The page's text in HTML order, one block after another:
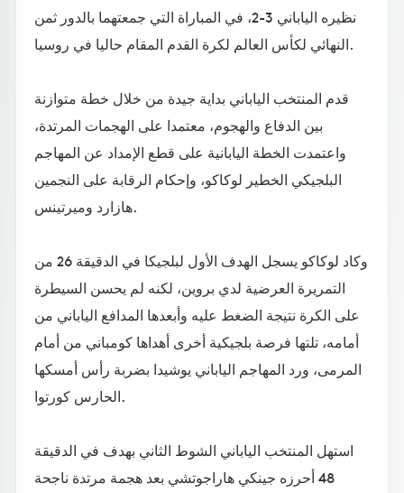
نظيره الياباني 3-2، في المباراة التي جمعتهما بالدور ثمن
النهائي لكأس العالم لكرة القدم المقام حاليا في روسيا.
قدم المنتخب الياباني بداية جيدة من خلال خطة متوازنة
بين الدفاع والهجوم، معتمدا على الهجمات المرتدة،
واعتمدت الخطة اليابانية على قطع الإمداد عن المهاجم
البلجيكي الخطير لوكاكو، وإحكام الرقابة على النجمين
هازارد وميرتينس.
وكاد لوكاكو يسجل الهدف الأول لبلجيكا في الدقيقة 26 من
التمريرة العرضية لدي بروين، لكنه لم يحسن السيطرة
على الكرة نتيجة الضغط عليه وأبعدها المدافع الياباني من
أمامه، تلتها فرصة بلجيكية أخرى أهداها كومباني من أمام
المرمى، ورد المهاجم الياباني يوشيدا بضربة رأس أمسكها
الحارس كورتوا.
استهل المنتخب الياباني الشوط الثاني بهدف في الدقيقة
48 أحرزه جينكي هاراجوتشي بعد هجمة مرتدة ناجحة